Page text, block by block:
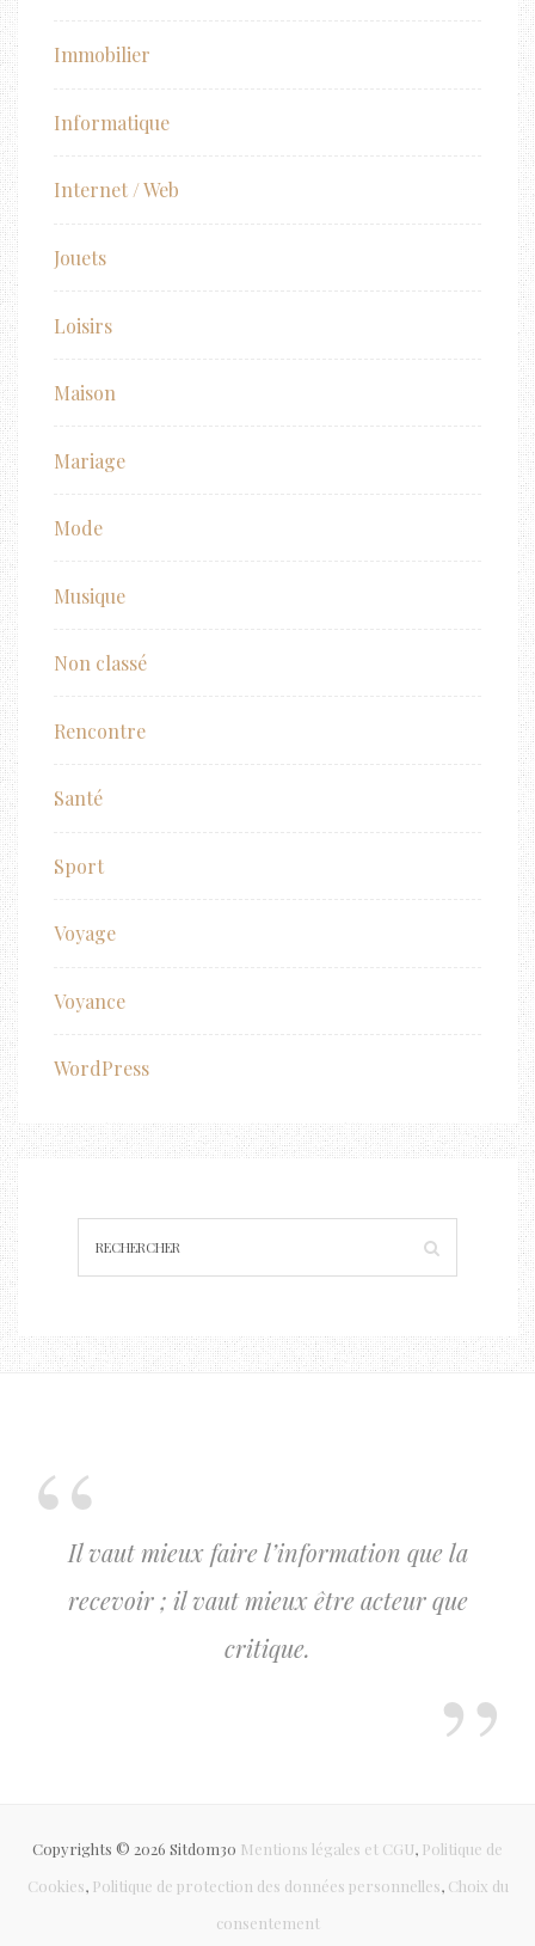
Immobilier
Informatique
Internet / Web
Jouets
Loisirs
Maison
Mariage
Mode
Musique
Non classé
Rencontre
Santé
Sport
Voyage
Voyance
WordPress
Il vaut mieux faire l’information que la
recevoir ; il vaut mieux être acteur que
critique.
Copyrights © 2026 Sitdom30 Mentions légales et CGU, Politique de
Cookies, Politique de protection des données personnelles, Choix du
consentement